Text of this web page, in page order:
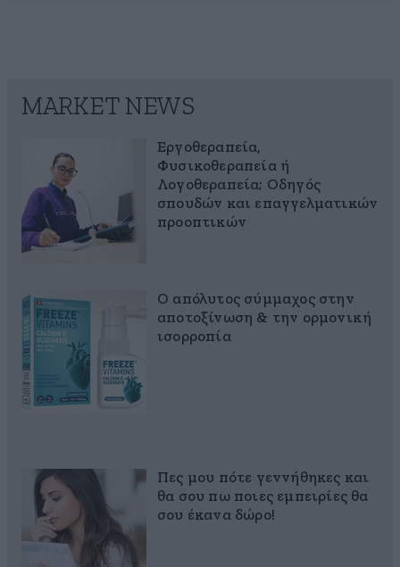
MARKET NEWS
Εργοθεραπεία,
Φυσικοθεραπεία ή
Λογοθεραπεία; Οδηγός
σπουδών και επαγγελματικών
προοπτικών
Ο απόλυτος σύμμαχος στην
αποτοξίνωση & την ορμονική
ισορροπία
Πες μου πότε γεννήθηκες και
θα σου πω ποιες εμπειρίες θα
σου έκανα δώρο!